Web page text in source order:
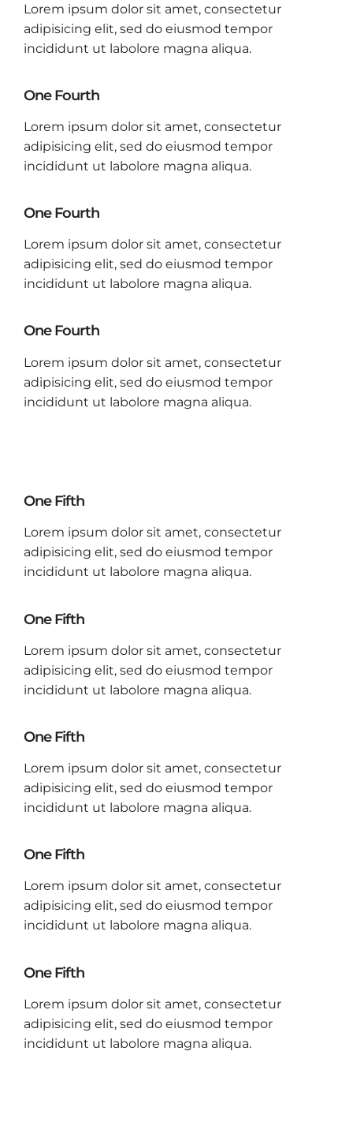
Lorem ipsum dolor sit amet, consectetur
adipisicing elit, sed do eiusmod tempor
incididunt ut labolore magna aliqua.
One Fourth
Lorem ipsum dolor sit amet, consectetur
adipisicing elit, sed do eiusmod tempor
incididunt ut labolore magna aliqua.
One Fourth
Lorem ipsum dolor sit amet, consectetur
adipisicing elit, sed do eiusmod tempor
incididunt ut labolore magna aliqua.
One Fourth
Lorem ipsum dolor sit amet, consectetur
adipisicing elit, sed do eiusmod tempor
incididunt ut labolore magna aliqua.
One Fifth
Lorem ipsum dolor sit amet, consectetur
adipisicing elit, sed do eiusmod tempor
incididunt ut labolore magna aliqua.
One Fifth
Lorem ipsum dolor sit amet, consectetur
adipisicing elit, sed do eiusmod tempor
incididunt ut labolore magna aliqua.
One Fifth
Lorem ipsum dolor sit amet, consectetur
adipisicing elit, sed do eiusmod tempor
incididunt ut labolore magna aliqua.
One Fifth
Lorem ipsum dolor sit amet, consectetur
adipisicing elit, sed do eiusmod tempor
incididunt ut labolore magna aliqua.
One Fifth
Lorem ipsum dolor sit amet, consectetur
adipisicing elit, sed do eiusmod tempor
incididunt ut labolore magna aliqua.